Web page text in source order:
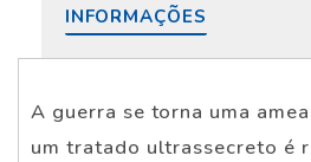
INFORMAÇÕES
A guerra se torna uma
um tratado ultrassecreto é